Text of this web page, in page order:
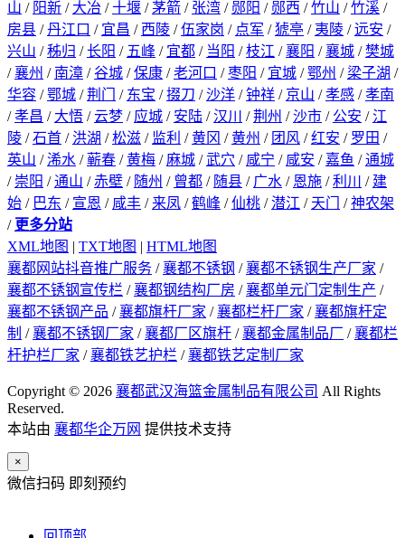
山 / 阳新 / 大冶 /十堰 /茅箭 / 张湾 / 郧阳 / 郧西 /竹山 /竹溪 /
房县 /丹江口 / 宜昌 / 西陵 /伍家岗 / 点军 /猇亭 / 夷陵 /远安 /
兴山 /秭归 /长阳 / 五峰 / 宜都 / 当阳 /枝江 /襄阳 /襄城 /樊城
/襄州 / 南漳 /谷城 /保康 /老河口 /枣阳 / 宜城 /鄂州 / 梁子湖 /
华容 /鄂城 /荆门 / 东宝 /掇刀 /沙洋 /钟祥 / 京山 /孝感 /孝南
/孝昌 / 大悟 /云梦 / 应城 / 安陆 /汉川 /荆州 /沙市 / 公安 / 江
陵 /石首 / 洪湖 /松滋 / 监利 /黄冈 /黄州 / 团风 /红安 / 罗田 /
英山 /浠水 /蕲春 /黄梅 / 麻城 /武穴 / 咸宁 / 咸安 / 嘉鱼 /通城
/ 崇阳 /通山 /赤壁 / 随州 / 曾都 / 随县 / 广水 / 恩施 /利川 / 建
始 / 巴东 / 宣恩 / 咸丰 / 来凤 /鹤峰 /仙桃 /潜江 / 天门 /神农架
/ 更多分站
XML地图 | TXT地图 | HTML地图
襄都网站抖音推广服务 /襄都不锈钢 /襄都不锈钢生产厂家 /
襄都不锈钢宣传栏 /襄都钢结构厂房 /襄都单元门定制生产 /
襄都不锈钢产品 /襄都旗杆厂家 /襄都栏杆厂家 /襄都旗杆定
制 /襄都不锈钢厂家 /襄都厂区旗杆 /襄都金属制品厂 /襄都栏
杆护栏厂家 /襄都铁艺护栏 /襄都铁艺定制厂家
Copyright © 2026 襄都武汉海篮金属制品有限公司 All Rights
Reserved.
本站由 襄都华企万网 提供技术支持
×
微信扫码 即刻预约